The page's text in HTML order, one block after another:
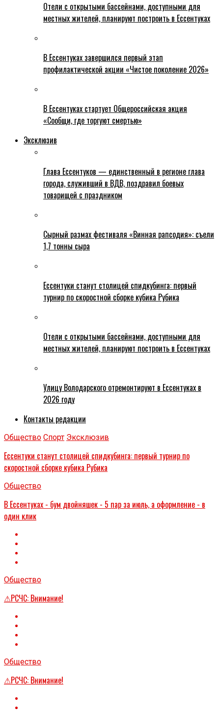
Отели с открытыми бассейнами, доступными для
местных жителей, планируют построить в Ессентуках
В Ессентуках завершился первый этап
профилактической акции «Чистое поколение 2026»
В Ессентуках стартует Общероссийская акция
«Сообщи, где торгуют смертью»
Эксклюзив
Глава Ессентуков — единственный в регионе глава
города, служивший в ВДВ, поздравил боевых
товарищей с праздником
Сырный размах фестиваля «Винная рапсодия»: съели
1,7 тонны сыра
Ессентуки станут столицей спидкубинга: первый
турнир по скоростной сборке кубика Рубика
Отели с открытыми бассейнами, доступными для
местных жителей, планируют построить в Ессентуках
Улицу Володарского отремонтируют в Ессентуках в
2026 году
Контакты редакции
Общество Спорт Эксклюзив
Ессентуки станут столицей спидкубинга: первый турнир по
скоростной сборке кубика Рубика
Общество
В Ессентуках - бум двойняшек - 5 пар за июль, а оформление - в
один клик
Общество
⚠РСЧС: Внимание!
Общество
⚠РСЧС: Внимание!